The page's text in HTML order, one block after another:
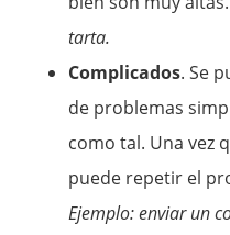
tarta.
Complicados. Se
de problemas
como tal. Una vez
puede repetir el
Ejemplo: enviar un